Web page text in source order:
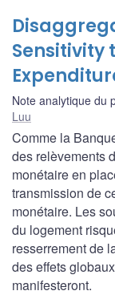
Sensitivity
Note analytique du
Luu
Comme la
des relèvements
monétaire en
transmission de
monétaire. Les
du logement
resserrement de
des effets
manifesteront.